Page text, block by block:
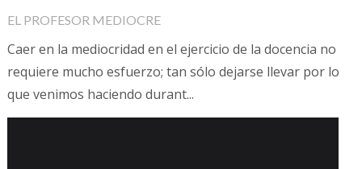
EL PROFESOR MEDIOCRE
Caer en la mediocridad en el ejercicio de la docencia no
requiere mucho esfuerzo; tan sólo dejarse llevar por lo
que venimos haciendo durant...